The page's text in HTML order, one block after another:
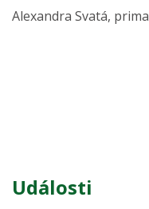
Alexandra Svatá, prima
Události